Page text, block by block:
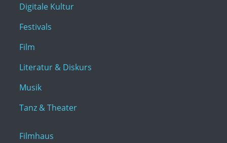
Digitale Kultur
Festivals
Film
Literatur & Diskurs
Musik
Tanz & Theater
Filmhaus